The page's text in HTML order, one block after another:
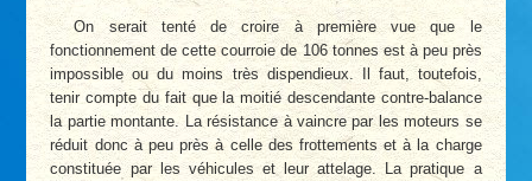
On serait tenté de croire à première vue que le
fonctionnement de cette courroie de 106 tonnes est à peu près
impossible ou du moins très dispendieux. Il faut, toutefois,
tenir compte du fait que la moitié descendante contre-balance
la partie montante. La résistance à vaincre par les moteurs se
réduit donc à peu près à celle des frottements et à la charge
constituée par les véhicules et leur attelage. La pratique a